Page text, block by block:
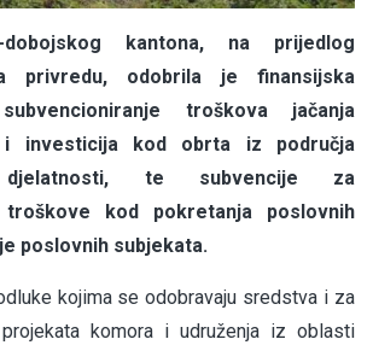
dobojskog kantona, na prijedlog
privredu, odobrila je finansijska
troškova jačanja
i investicija kod obrta iz područja
djelatnosti, te subvencije za
troškove kod pokretanja poslovnih
poslovnih subjekata.
kojima se odobravaju sredstva i za
projekata komora i udruženja iz oblasti